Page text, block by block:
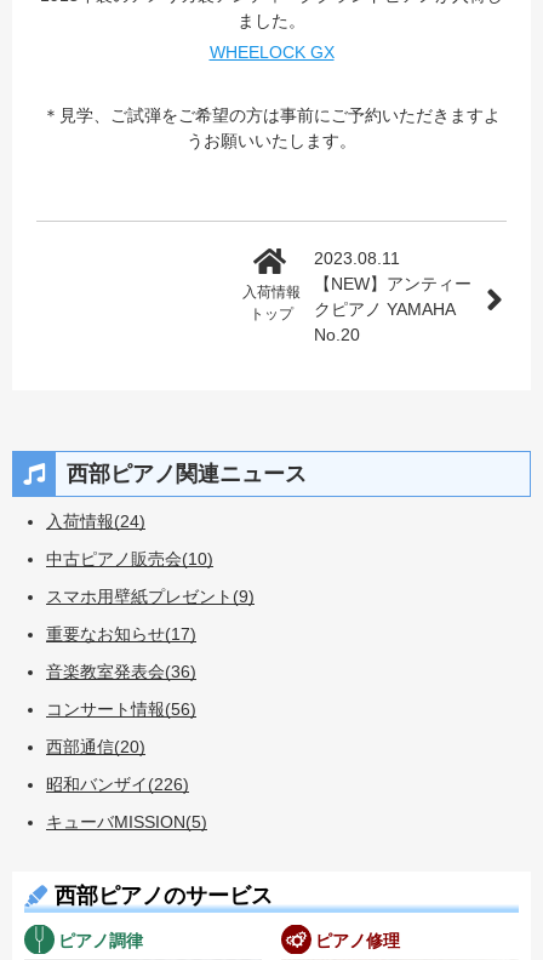
ました。
WHEELOCK GX
＊見学、ご試弾をご希望の方は事前にご予約いただきますよ
うお願いいたします。
入荷情報
トップ
2023.08.11
【NEW】アンティー
クピアノ YAMAHA
No.20
西部ピアノ関連ニュース
入荷情報(24)
中古ピアノ販売会(10)
スマホ用壁紙プレゼント(9)
重要なお知らせ(17)
音楽教室発表会(36)
コンサート情報(56)
西部通信(20)
昭和バンザイ(226)
キューバMISSION(5)
西部ピアノのサービス
ピアノ調律 ピアノ修理